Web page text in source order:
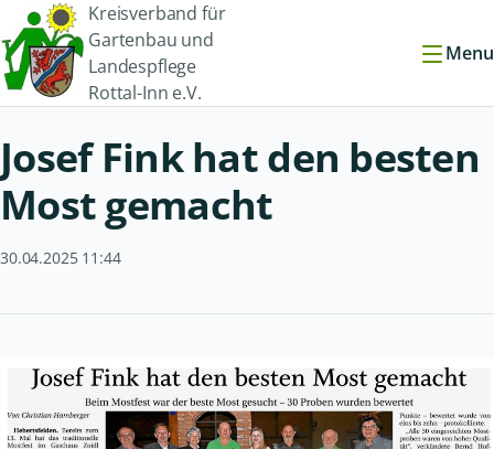
Kreisverband für
Gartenbau und
Landespflege
Rottal-Inn e.V.
Menu
Josef Fink hat den besten
Most gemacht
30.04.2025 11:44